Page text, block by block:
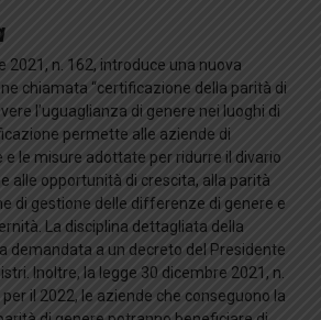
2021, n. 162, introduce una nuova
chiamata “certificazione della parità di
l’uguaglianza di genere nei luoghi di
permette alle aziende di
le misure adottate per ridurre il divario
alle opportunità di crescita, alla parità
di gestione delle differenze di genere e
La disciplina dettagliata della
demandata a un decreto del Presidente
Inoltre, la legge 30 dicembre 2021, n.
il 2022, le aziende che conseguono la